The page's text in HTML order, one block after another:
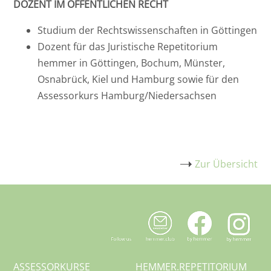
DOZENT IM ÖFFENTLICHEN RECHT
Studium der Rechtswissenschaften in Göttingen
Dozent für das Juristische Repetitorium
hemmer in Göttingen, Bochum, Münster,
Osnabrück, Kiel und Hamburg sowie für den
Assessorkurs Hamburg/Niedersachsen
Zur Übersicht
ASSESSORKURSE HEMMER.REPETITORIUM